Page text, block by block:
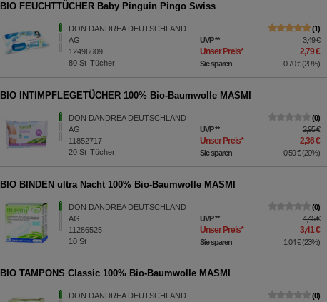
BIO FEUCHTTÜCHER Baby Pinguin Pingo Swiss
DON DANDREA DEUTSCHLAND
AG
12496609
80St Tücher
1
UVP** 3,49 €
Unser Preis* 2,79 €
Sie sparen 0,70 €(20%)
BIO INTIMPFLEGETÜCHER 100% Bio-Baumwolle MASMI
DON DANDREA DEUTSCHLAND
AG
11852717
20St Tücher
0
UVP** 2,95 €
Unser Preis* 2,36 €
Sie sparen 0,59 €(20%)
BIO BINDEN ultra Nacht 100% Bio-Baumwolle MASMI
DON DANDREA DEUTSCHLAND
AG
11286525
10St
0
UVP** 4,45 €
Unser Preis* 3,41 €
Sie sparen 1,04 €(23%)
BIO TAMPONS Classic 100% Bio-Baumwolle MASMI
DON DANDREA DEUTSCHLAND
0